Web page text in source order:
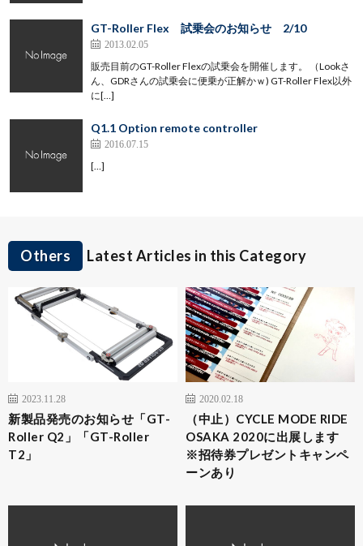
GT-Roller Flex 試乗会のお知らせ 2/10
2013.02.05
販売目前のGT-Roller Flexの試乗会を開催します。 （Lookさ
ん、GDRさんの試乗会に便乗が正解かｗ) GT-Roller Flex以外
に[…]
Q1.1 Option remote controller
2016.07.15
[…]
Others Latest Articles in this Category
2023.11.28
新製品発売のお知らせ「GT-
Roller Q2」「GT-Roller
T2」
2020.02.18
（中止）CYCLE MODE RIDE
OSAKA 2020に出展します
※招待券プレゼントキャンペ
ーンあり